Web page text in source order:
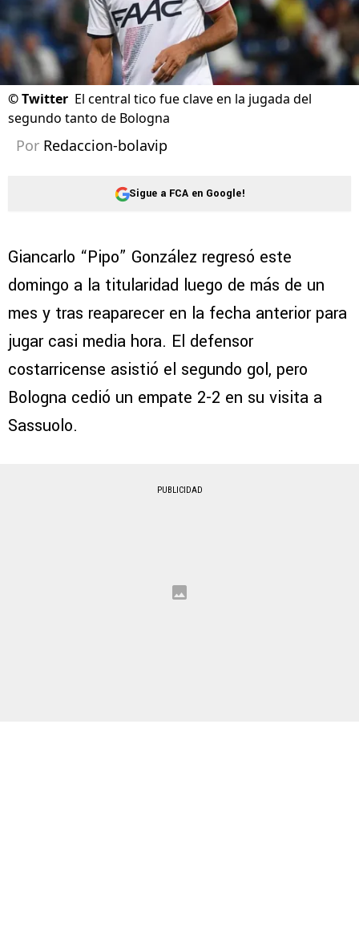
©Twitter El central tico fue clave en la jugada del
segundo tanto de Bologna
Por Redaccion-bolavip
Sigue a FCA en Google!
Giancarlo “Pipo” González regresó este
domingo a la titularidad luego de más de un
mes y tras reaparecer en la fecha anterior para
jugar casi media hora. El defensor
costarricense asistió el segundo gol, pero
Bologna cedió un empate 2-2 en su visita a
Sassuolo.
PUBLICIDAD